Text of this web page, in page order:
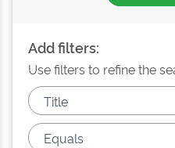
Add filters:
Use filters to refine the